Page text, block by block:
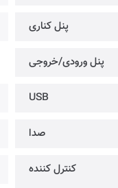
پنل کناری
پنل ورودی/خروجی
USB
صدا
کنترل کننده